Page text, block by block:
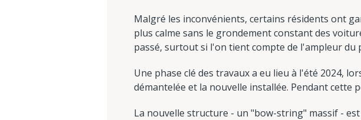
Malgré les inconvénients, certains résidents ont
plus calme sans le grondement constant des
passé, surtout si l'on tient compte de l'ampleur
Une phase clé des travaux a eu lieu à l'été 2024,
démantelée et la nouvelle installée. Pendant cette
La nouvelle structure - un "bow-string" massif -